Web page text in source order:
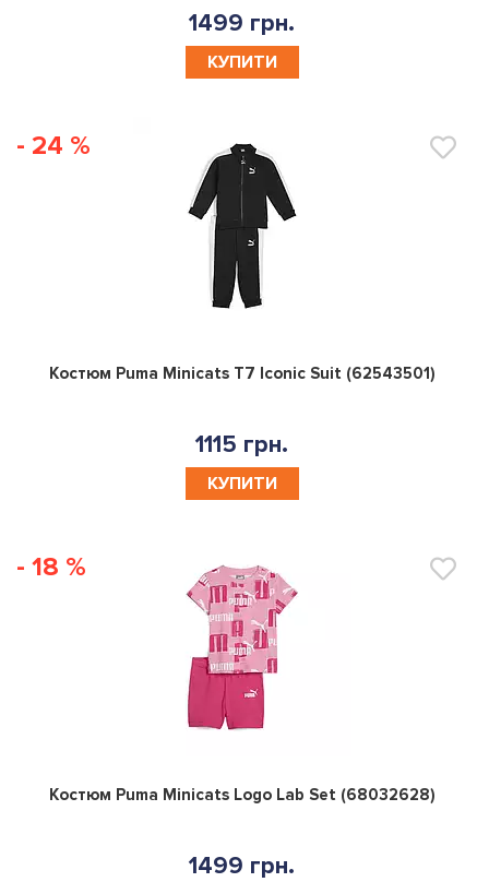
1499 грн.
КУПИТИ
- 24 %
0
Костюм Puma Minicats T7 Iconic Suit (62543501)
1115 грн.
КУПИТИ
- 18 %
0
Костюм Puma Minicats Logo Lab Set (68032628)
1499 грн.